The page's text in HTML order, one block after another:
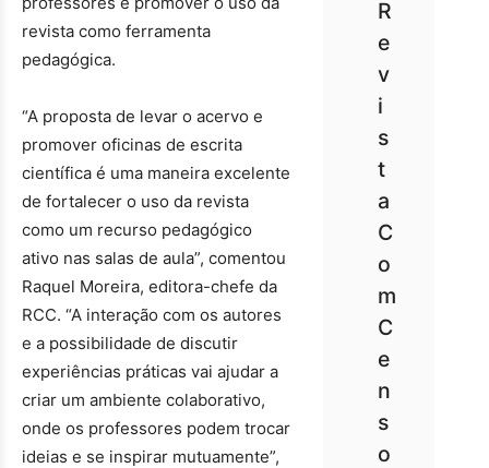
R
e
v
i
s
t
a
C
o
m
C
e
n
s
o
revista como ferramenta
pedagógica.
“A proposta de levar o acervo e
promover oficinas de escrita
científica é uma maneira excelente
de fortalecer o uso da revista
como um recurso pedagógico
ativo nas salas de aula”, comentou
Raquel Moreira, editora-chefe da
RCC. “A interação com os autores
e a possibilidade de discutir
experiências práticas vai ajudar a
criar um ambiente colaborativo,
onde os professores podem trocar
ideias e se inspirar mutuamente”,